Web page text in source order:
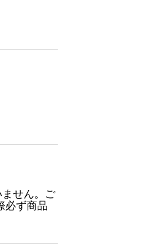
せん。ご
必ず商品